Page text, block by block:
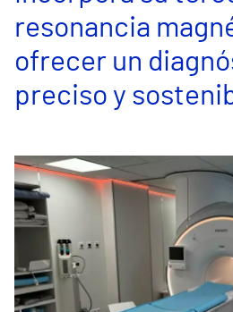
Comunicación
resonancia
ofrecer un
preciso y